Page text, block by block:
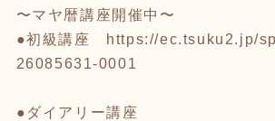
〜マヤ暦講座開催中〜
●初級講座
https://ec.tsuku2.jp/
26085631-0001
●ダイアリー講座